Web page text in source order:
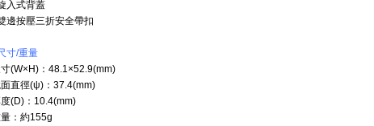
入式背蓋
邊按壓三折安全帶扣
寸/重量
(W×H) ：48.1 ×52.9(mm)
直徑(ψ) ：37.4(mm)
(D) ：10.4(mm)
：約155g